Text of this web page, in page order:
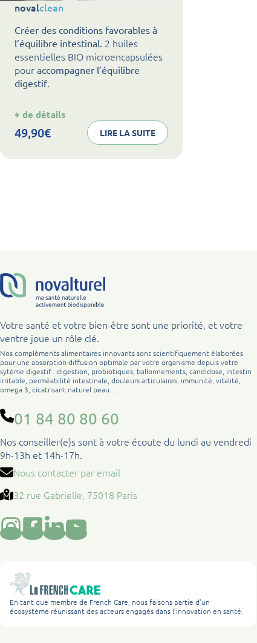
novalclean
Créer des conditions favorables à
l’équilibre intestinal. 2 huiles
essentielles BIO microencapsulées
pour accompagner l’équilibre
digestif.
+ de détails:
novalclean
49,90€ LIRE LA SUITE
Votre santé et votre bien-être sont une priorité, et votre
ventre joue un rôle clé.
Nos compléments alimentaires innovants sont scientifiquement élaborées
pour une absorption-diffusion optimale par votre organisme depuis votre
sytème digestif : digestion, probiotiques, ballonnements, candidose, intestin
irritable, perméabilité intestinale, douleurs articulaires, immunité, vitalité,
omega 3, cicatrisant naturel peau…
01 84 80 80 60
Nos conseiller(e)s sont à votre écoute du lundi au vendredi
9h-13h et 14h-17h.
Nous contacter par email
32 rue Gabrielle, 75018 Paris
En tant que membre de French Care, nous faisons partie d’un
écosystème réunissant des acteurs engagés dans l’innovation en santé.